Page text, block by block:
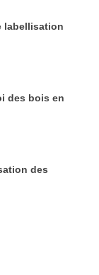
labellisation
des bois en
des